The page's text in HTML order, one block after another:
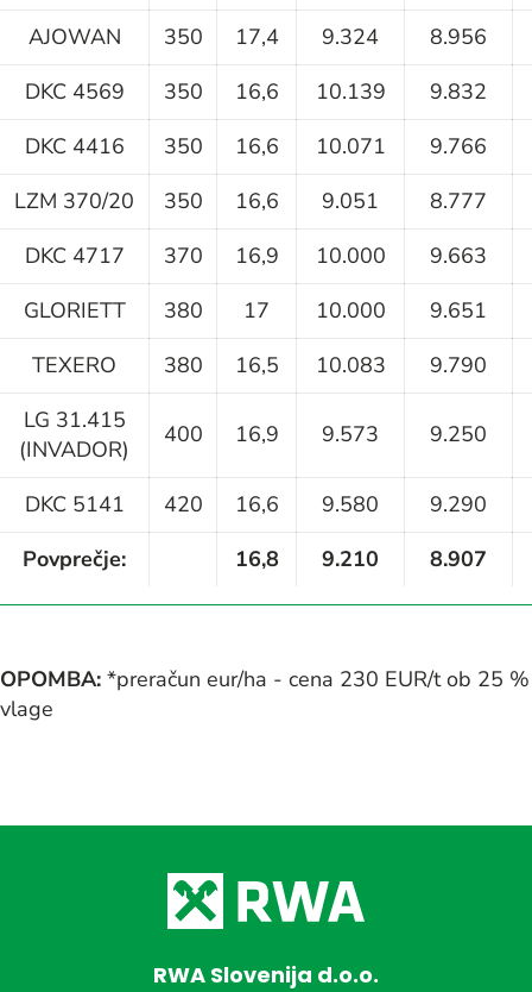
AJOWAN
350 17,4 9.324
8.956
DKC 4569
350 16,6 10.139
9.832
DKC 4416
350 16,6 10.071
9.766
LZM 370/20
350 16,6 9.051
8.777
DKC 4717
370 16,9 10.000
9.663
GLORIETT
380 17 10.000
9.651
TEXERO
380 16,5 10.083
9.790
LG 31.415
(INVADOR)
400 16,9 9.573 9.250
DKC 5141 420 16,6 9.580
9.290
Povprečje:
16,8 9.210 8.907
OPOMBA: *preračun eur/ha - cena 230 EUR/t ob 25 %
vlage
RWA Slovenija d.o.o.